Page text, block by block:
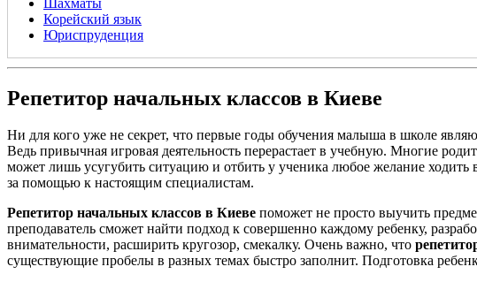
Корейский язык
Юриспруденция
Репетитор начальных классов в Киеве
Ни для кого уже не секрет, что первые годы обучения малыша в школе
Ведь привычная игровая деятельность перерастает в учебную. Многие
может лишь усугубить ситуацию и отбить у ученика любое желание ходить
за помощью к настоящим специалистам.
Репетитор начальных классов в Киеве поможет не просто выучить
преподаватель сможет найти подход к совершенно каждому ребенку,
внимательности, расширить кругозор, смекалку. Очень важно, что
существующие пробелы в разных темах быстро заполнит. Подготовка